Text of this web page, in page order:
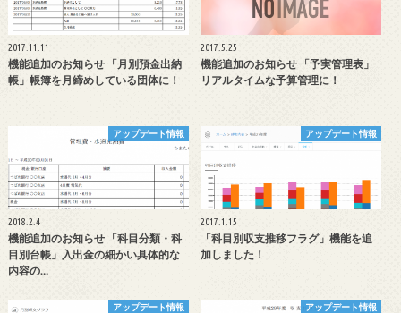
2017.11.11
機能追加のお知らせ 「月別預金出納
帳」帳簿を月締めしている団体に！
2017.5.25
機能追加のお知らせ 「予実管理表」
リアルタイムな予算管理に！
アップデート情報
2018.2.4
機能追加のお知らせ 「科目分類・科
目別台帳」入出金の細かい具体的な
内容の…
アップデート情報
2017.1.15
「科目別収支推移フラグ」機能を追
加しました！
アップデート情報 アップデート情報